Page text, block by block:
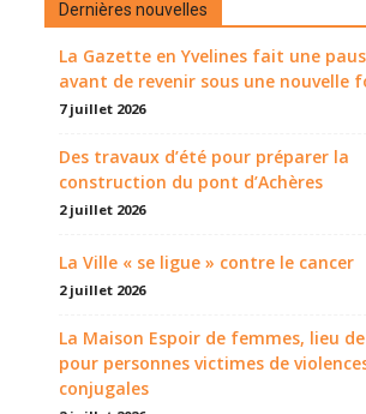
Dernières nouvelles
La Gazette en Yvelines fait une
avant de revenir sous une nouvelle
7 juillet 2026
Des travaux d’été pour préparer la
construction du pont d’Achères
2 juillet 2026
La Ville « se ligue » contre le cancer
2 juillet 2026
La Maison Espoir de femmes, lieu
pour personnes victimes de
conjugales